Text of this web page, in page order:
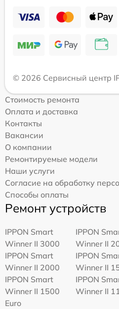
© 2026 Сервисный центр
Стоимость ремонта
Оплата и доставка
Контакты
Вакансии
О компании
Ремонтируемые модели
Наши услуги
Согласие на обработку
Способы оплаты
Ремонт устройств
IPPON Smart
Winner II 3000
IPPON
Winner II
IPPON Smart
Winner II 2000
IPPON
Winner II
IPPON Smart
Winner II 1500
Euro
IPPON
Winner II